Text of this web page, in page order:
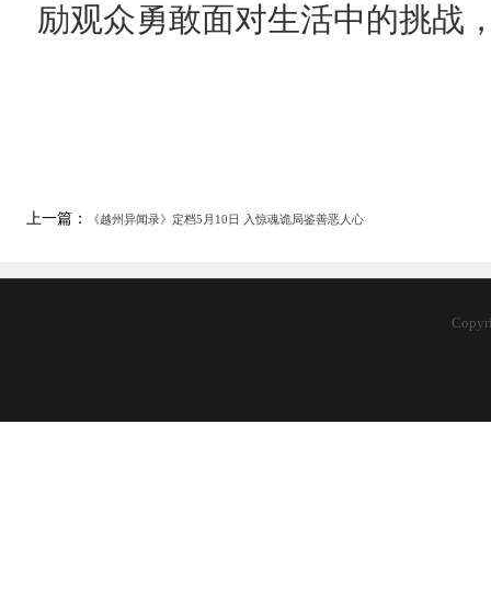
励观众勇敢面对生活中的挑战
上一篇： 《越州异闻录》定档5月10日 入惊魂诡局鉴善恶人心